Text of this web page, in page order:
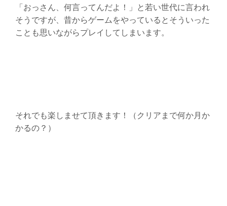
「おっさん、何言ってんだよ！」と若い世代に言われ
そうですが、昔からゲームをやっているとそういった
ことも思いながらプレイしてしまいます。
それでも楽しませて頂きます！（クリアまで何か月か
かるの？）